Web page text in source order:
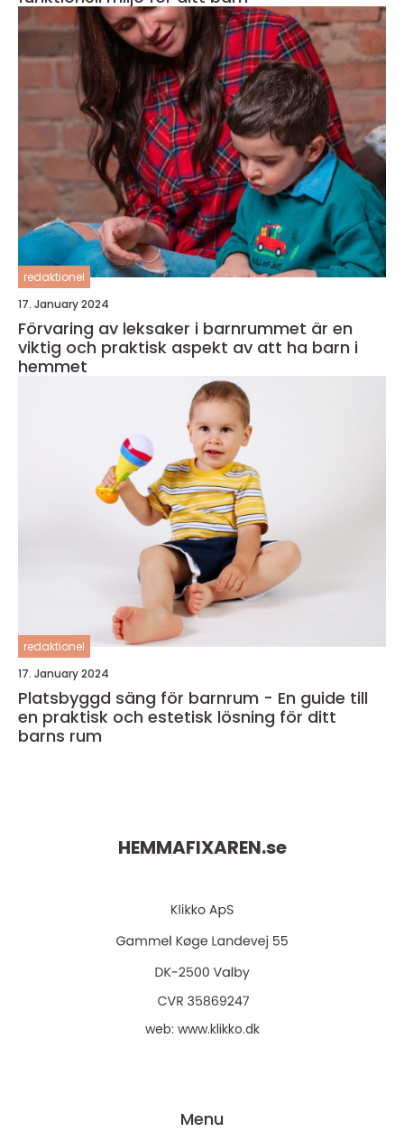
redaktionel
17. January 2024
Förvaring av leksaker i barnrummet är en
viktig och praktisk aspekt av att ha barn i
hemmet
redaktionel
17. January 2024
Platsbyggd säng för barnrum - En guide till
en praktisk och estetisk lösning för ditt
barns rum
HEMMAFIXAREN.se
web: www.klikko.dk
Menu